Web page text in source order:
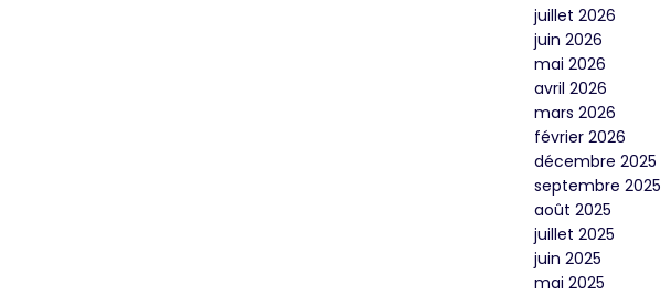
juillet 2026
juin 2026
mai 2026
avril 2026
mars 2026
février 2026
décembre 2025
septembre 2025
août 2025
juillet 2025
juin 2025
mai 2025